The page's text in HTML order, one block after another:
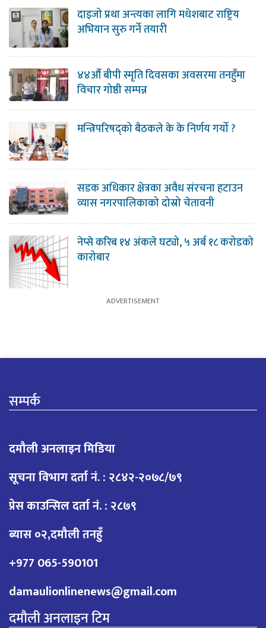
दाइजो प्रथा अन्त्यका लागि मधेशबाट राष्ट्रिय
अभियान सुरु गर्ने तयारी
४४औँ बीपी स्मृति दिवसका अवसरमा तनहुँमा
विचार गोष्ठी सम्पन्न
मन्त्रिपरिषद्को बैठकले के के निर्णय गर्यो ?
सडक अधिकार क्षेत्रका अवैध संरचना हटाउन
व्यास नगरपालिकाको दोस्रो चेतावनी
नेप्से करिब १४ अंकले घट्यो, ५ अर्ब १८ करोडको
कारोबार
सम्पर्क
दमौली अनलाइन मिडिया
सूचना विभाग दर्ता नं. : २८४२-२०७८/७९
प्रेस काउन्सिल दर्ता नं. : २८७९
ब्यास ०२,दमौली तनहुँ
+977 065-590101
damaulionlinenews@gmail.com
दमौली अनलाइन टिम